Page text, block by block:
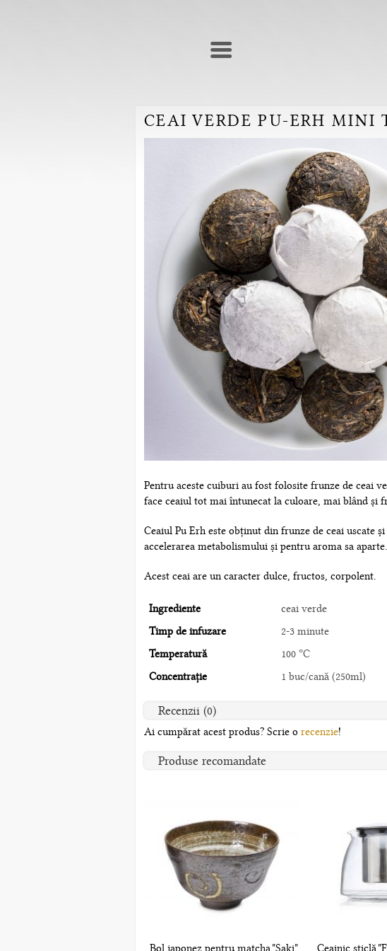
CEAI VERDE PU-ERH MINI
Pentru aceste cuiburi au fost folosite frunze de ceai
face ceaiul tot mai întunecat la culoare, mai blând și
Ceaiul Pu Erh este obținut din frunze de ceai uscate
accelerarea metabolismului și pentru aroma sa aparte.
Acest ceai are un caracter dulce, fructos, corpolent.
Ingrediente
ceai verde
Timp de infuzare
2-3 minute
Temperatură
100 °C
Concentrație
1 buc/cană (250ml)
Recenzii (0)
Ai cumpărat acest produs? Scrie o recenzie!
Produse recomandate
Bol japonez pentru matcha "Saki" Ceainic sticlă